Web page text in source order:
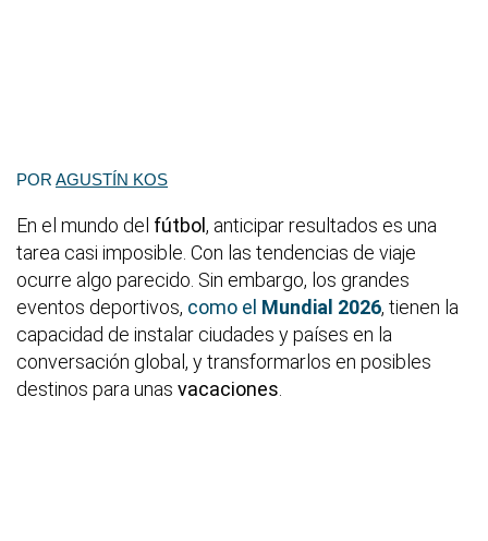
POR AGUSTÍN KOS
En el mundo del fútbol, anticipar resultados es una
tarea casi imposible. Con las tendencias de viaje
ocurre algo parecido. Sin embargo, los grandes
eventos deportivos, como el Mundial 2026, tienen la
capacidad de instalar ciudades y países en la
conversación global, y transformarlos en posibles
destinos para unas vacaciones